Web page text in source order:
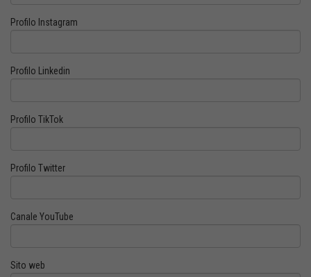
Profilo Instagram
Profilo Linkedin
Profilo TikTok
Profilo Twitter
Canale YouTube
Sito web